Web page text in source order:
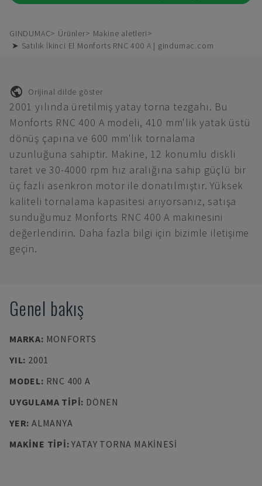
GINDUMAC Ürünler
Makine aletleri
➤ Satılık İkinci El Monforts RNC 400 A | gindumac.com
Orijinal dilde göster
2001 yılında üretilmiş yatay torna tezgahı. Bu
Monforts RNC 400 A modeli, 410 mm'lik yatak üstü
dönüş çapına ve 600 mm'lik tornalama
uzunluğuna sahiptir. Makine, 12 konumlu diskli
taret ve 30-4000 rpm hız aralığına sahip güçlü bir
üç fazlı asenkron motor ile donatılmıştır. Yüksek
kaliteli tornalama kapasitesi arıyorsanız, satışa
sunduğumuz Monforts RNC 400 A makinesini
değerlendirin. Daha fazla bilgi için bizimle iletişime
geçin.
Genel bakış
MARKA: MONFORTS
YIL: 2001
MODEL: RNC 400 A
UYGULAMA TIPI: DÖNEN
YER: ALMANYA
MAKINE TIPI:YATAY TORNA MAKINESI